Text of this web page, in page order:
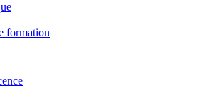
formation